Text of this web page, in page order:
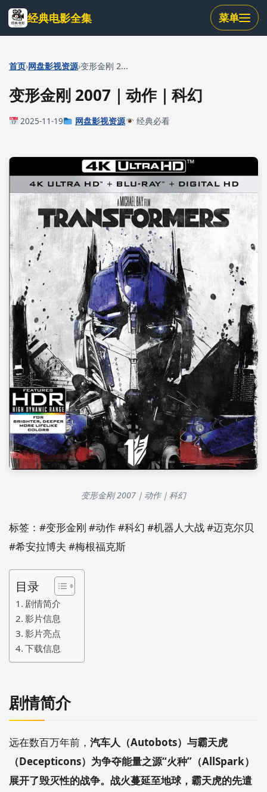
跳
到
主
内
经典电影全集 菜单
首页›网盘影视资源›变形金刚 2...
变形金刚 2007｜动作｜科幻
2025-11-19 网盘影视资源 经典必看
变形金刚 2007｜动作｜科幻
标签：#变形金刚 #动作 #科幻 #机器人大战 #迈克尔贝
#希安拉博夫 #梅根福克斯
目录
剧情简介
影片信息
影片亮点
下载信息
剧情简介
远在数百万年前， 汽车人（Autobots）与霸天虎
（Decepticons）为争夺能量之源“火种”（AllSpark）
展开了毁灭性的战争。战火蔓延至地球，霸天虎的先遣